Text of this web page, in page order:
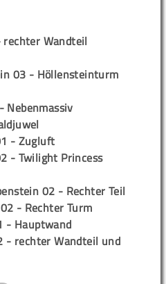
Wandteil
03 - Höllensteinturm
Nebenmassiv
- Zugluft
- Twilight Princess
02 - Rechter Teil
- Rechter Turm
- Hauptwand
- rechter Wandteil und